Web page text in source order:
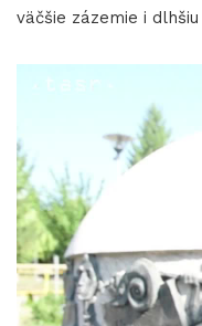
väčšie zázemie i